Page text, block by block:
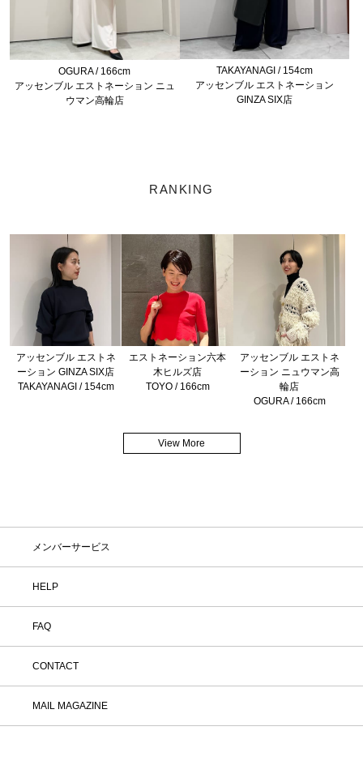
OGURA / 166cm
アッセンブル エストネーション ニュ
ウマン高輪店
TAKAYANAGI / 154cm
アッセンブル エストネーション
GINZA SIX店
RANKING
アッセンブル エストネ
ーション GINZA SIX店
TAKAYANAGI / 154cm
エストネーション六本
木ヒルズ店
TOYO / 166cm
アッセンブル エストネ
ーション ニュウマン高
輪店
OGURA / 166cm
View More
メンバーサービス
HELP
FAQ
CONTACT
MAIL MAGAZINE